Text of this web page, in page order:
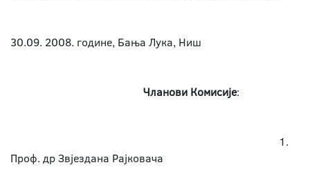
30.09. 2008. године, Бања Лука, Ниш
Чланови Комисије:
1.
Проф. др Звјездана Рајковача